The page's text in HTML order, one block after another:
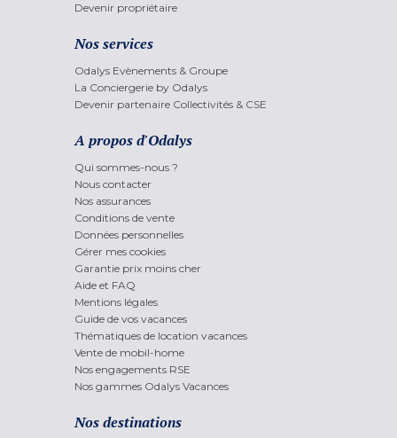
Devenir propriétaire
Nos services
Odalys Evènements & Groupe
La Conciergerie by Odalys
Devenir partenaire Collectivités & CSE
A propos d'Odalys
Qui sommes-nous ?
Nous contacter
Nos assurances
Conditions de vente
Données personnelles
Gérer mes cookies
Garantie prix moins cher
Aide et FAQ
Mentions légales
Guide de vos vacances
Thématiques de location vacances
Vente de mobil-home
Nos engagements RSE
Nos gammes Odalys Vacances
Nos destinations